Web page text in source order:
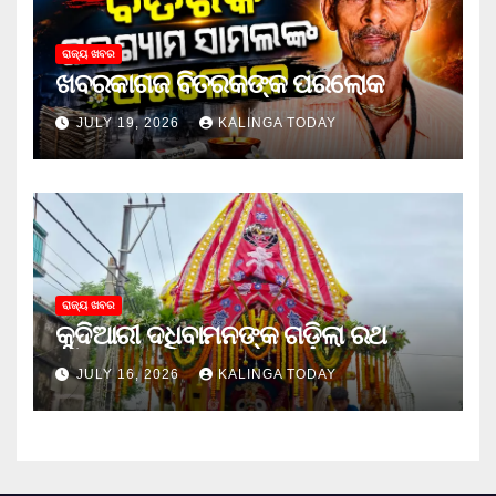
ରାଜ୍ୟ ଖବର
ଖବରକାଗଜ ବିତରକଙ୍କ ପରଲୋକ
JULY 19, 2026 KALINGA TODAY
ରାଜ୍ୟ ଖବର
କୁଦିଆରୀ ଦଧିବାମନଙ୍କ ଗଡ଼ିଲା ରଥ
JULY 16, 2026 KALINGA TODAY